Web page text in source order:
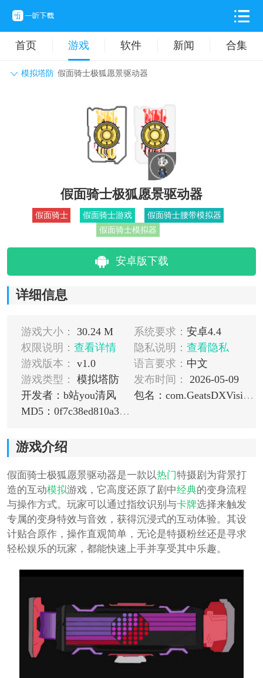
首页 游戏 软件 新闻 合集
模拟塔防 假面骑士极狐愿景驱动器
卡牌对战 音乐舞蹈
挂机养成
假面骑士极狐愿景驱动器
假面骑士 假面骑士游戏
假面骑士腰带模拟器
假面骑士模拟器
安卓版下载
详细信息
游戏大小： 30.24 M 系统要求： 安卓4.4
权限说明： 查看详情 隐私说明： 查看隐私
游戏版本：
v1.0 语言要求： 中文
游戏类型：
模拟塔防 发布时间：
2026-05-09
开发者：b站you清风
包名：com.GeatsDXVisionDriver
MD5：0f7c38ed810a33d510441ccb968090eb
游戏介绍
假面骑士极狐愿景驱动器是一款以热门特摄剧为背景打
造的互动模拟游戏，它高度还原了剧中经典的变身流程
与操作方式。玩家可以通过指纹识别与卡牌选择来触发
专属的变身特效与音效，获得沉浸式的互动体验。其设
计贴合原作，操作直观简单，无论是特摄粉丝还是寻求
轻松娱乐的玩家，都能快速上手并享受其中乐趣。